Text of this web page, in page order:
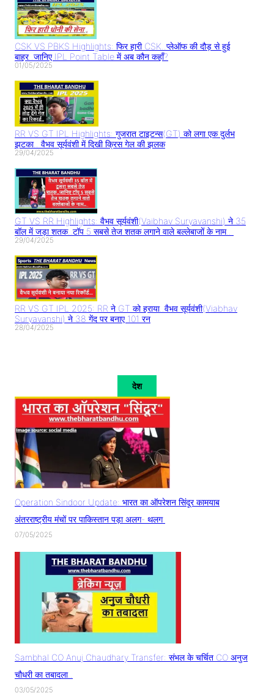
CSK VS PBKS Highlights: फिर हारी CSK..प्लेऑफ की दौड़ से हुई
बाहर..जानिए IPL Point Table में अब कौन कहाँ?
01/05/2025
RR VS GT IPL Highlights: गुजरात टाइटन्स(GT) को लगा एक दुर्लभ
झटका.. वैभव सूर्यवंशी में दिखी क्रिस गेल की झलक
29/04/2025
GT VS RR Highlights: वैभव सूर्यवंशी(Vaibhav Suryavanshi) ने 35
बॉल में जड़ा शतक..टॉप 5 सबसे तेज शतक लगाने वाले बल्लेबाजों के नाम..
29/04/2025
RR VS GT IPL 2025: RR ने GT को हराया..वैभव सूर्यवंशी(Viabhav
Suryavanshi) ने 38 गेंद पर बनाए 101 रन
28/04/2025
देश
Operation Sindoor Update: भारत का ऑपरेशन सिंदूर कामयाब
अंतरराष्ट्रीय मंचों पर पाकिस्तान पड़ा अलग- थलग
07/05/2025
Sambhal CO Anuj Chaudhary Transfer: संभल के चर्चित CO अनुज
चौधरी का तबादला..
03/05/2025